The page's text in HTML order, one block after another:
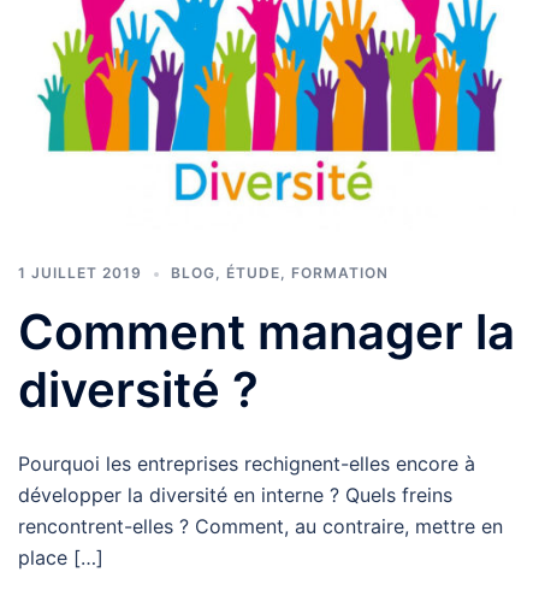
1 JUILLET 2019 BLOG, ÉTUDE, FORMATION
Comment manager la
diversité ?
Pourquoi les entreprises rechignent-elles encore à
développer la diversité en interne ? Quels freins
rencontrent-elles ? Comment, au contraire, mettre en
place […]